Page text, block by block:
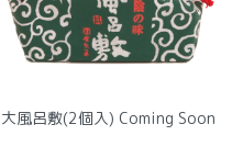
大風呂敷(2個入) Coming Soon